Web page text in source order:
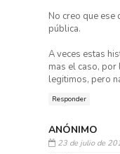
No creo que ese
pública.
A veces estas
mas el caso,
legitimos, pero
Responder
ANÓNIMO
23 de julio de